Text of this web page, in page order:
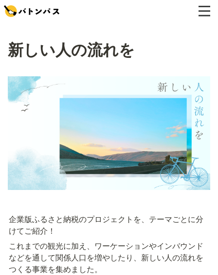
新しい人の流れを
企業版ふるさと納税のプロジェクトを、テーマごとに分
けてご紹介！
これまでの観光に加え、ワーケーションやインバウンド
などを通して関係人口を増やしたり、新しい人の流れを
つくる事業を集めました。